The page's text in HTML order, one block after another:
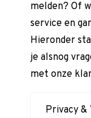
melden? Of
service en
Hieronder
je alsnog
met onze
Privacy &